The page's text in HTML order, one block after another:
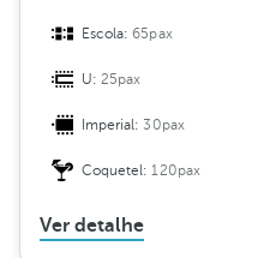
Escola:65pax
U:25pax
Imperial:30pax
Coquetel:120pax
Ver detalhe